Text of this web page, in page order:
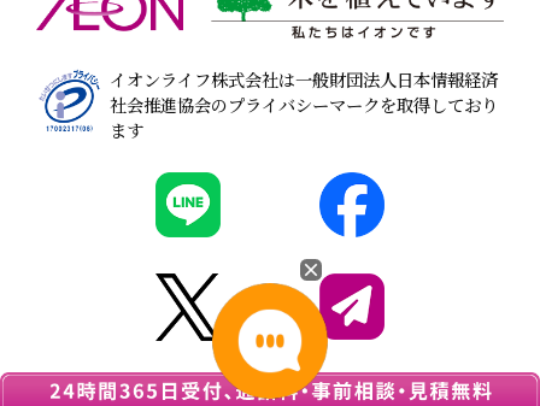
イオンライフ株式会社は一般財団法人日本情報経済
社会推進協会のプライバシーマークを取得しており
ます
© 2026葬儀・家族葬なら『イオンのお葬式』All